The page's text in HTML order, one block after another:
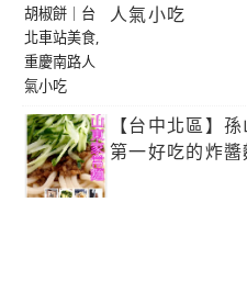
人氣小吃
【台中北區】
第一好吃的炸